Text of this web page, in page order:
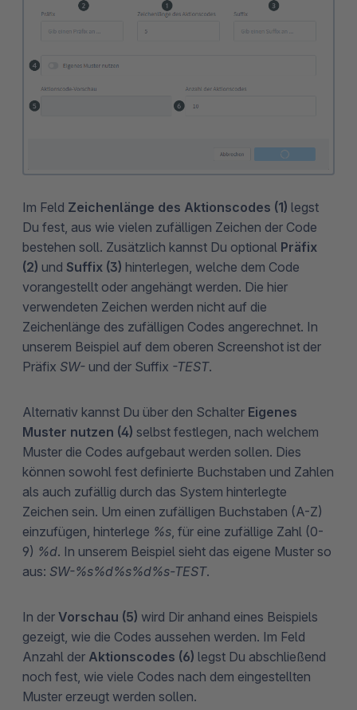
Im Feld Zeichenlänge des Aktionscodes (1) legst
Du fest, aus wie vielen zufälligen Zeichen der Code
bestehen soll. Zusätzlich kannst Du optional Präfix
(2) und Suffix (3) hinterlegen, welche dem Code
vorangestellt oder angehängt werden. Die hier
verwendeten Zeichen werden nicht auf die
Zeichenlänge des zufälligen Codes angerechnet. In
unserem Beispiel auf dem oberen Screenshot ist der
Präfix SW- und der Suffix -TEST.
Alternativ kannst Du über den Schalter Eigenes
Muster nutzen (4) selbst festlegen, nach welchem
Muster die Codes aufgebaut werden sollen. Dies
können sowohl fest definierte Buchstaben und Zahlen
als auch zufällig durch das System hinterlegte
Zeichen sein. Um einen zufälligen Buchstaben (A-Z)
einzufügen, hinterlege %s, für eine zufällige Zahl (0-
9) %d. In unserem Beispiel sieht das eigene Muster so
aus: SW-%s%d%s%d%s-TEST.
In der Vorschau (5) wird Dir anhand eines Beispiels
gezeigt, wie die Codes aussehen werden. Im Feld
Anzahl der Aktionscodes (6) legst Du abschließend
noch fest, wie viele Codes nach dem eingestellten
Muster erzeugt werden sollen.